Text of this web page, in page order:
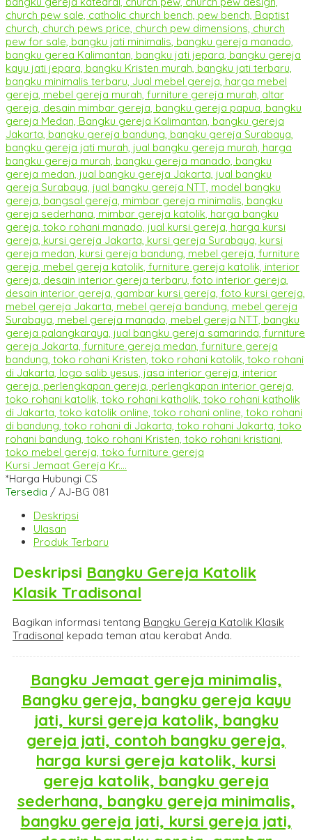
Kursi Jemaat Gereja Kr....
*Harga Hubungi CS
Tersedia / AJ-BG 081
Deskripsi
Ulasan
Produk Terbaru
Deskripsi Bangku Gereja Katolik
Klasik Tradisonal
Bagikan informasi tentang Bangku Gereja Katolik Klasik
Tradisonal kepada teman atau kerabat Anda.
Bangku Jemaat gereja minimalis,
Bangku gereja, bangku gereja kayu
jati, kursi gereja katolik, bangku
gereja jati, contoh bangku gereja,
harga kursi gereja katolik, kursi
gereja katolik, bangku gereja
sederhana, bangku gereja minimalis,
bangku gereja jati, kursi gereja jati,